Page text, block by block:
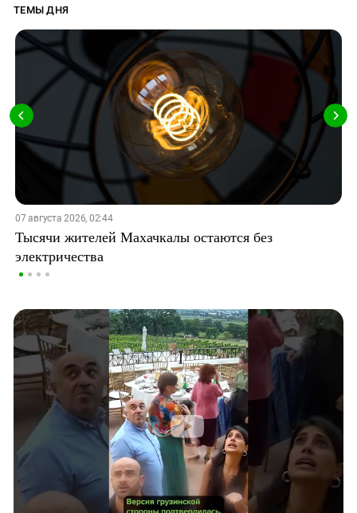
ТЕМЫ ДНЯ
07 августа 2026, 02:44
Тысячи жителей Махачкалы остаются без
электричества